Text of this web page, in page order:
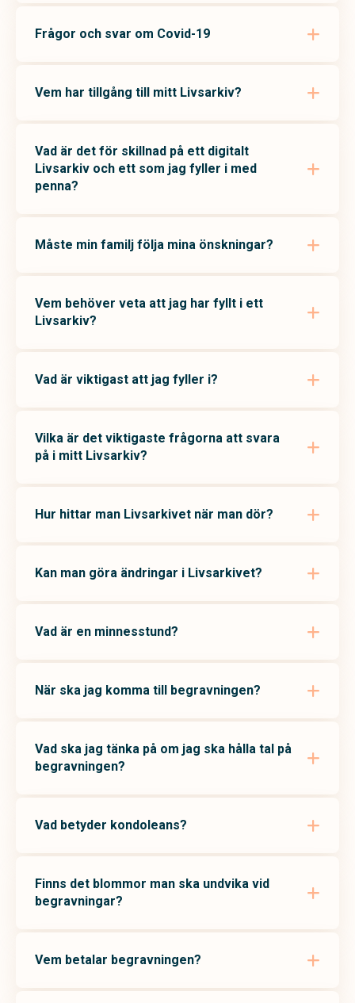
Frågor och svar om Covid-19
Vem har tillgång till mitt Livsarkiv?
Vad är det för skillnad på ett digitalt
Livsarkiv och ett som jag fyller i med
penna?
Måste min familj följa mina önskningar?
Vem behöver veta att jag har fyllt i ett
Livsarkiv?
Vad är viktigast att jag fyller i?
Vilka är det viktigaste frågorna att svara
på i mitt Livsarkiv?
Hur hittar man Livsarkivet när man dör?
Kan man göra ändringar i Livsarkivet?
Vad är en minnesstund?
När ska jag komma till begravningen?
Vad ska jag tänka på om jag ska hålla tal på
begravningen?
Vad betyder kondoleans?
Finns det blommor man ska undvika vid
begravningar?
Vem betalar begravningen?